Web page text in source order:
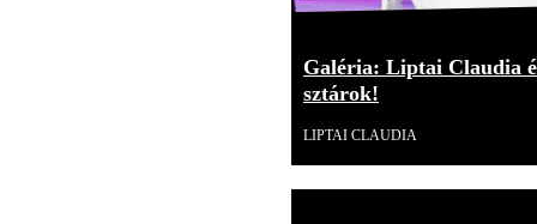
Galéria: Liptai Claudia
sztárok!
LIPTAI CLAUDIA